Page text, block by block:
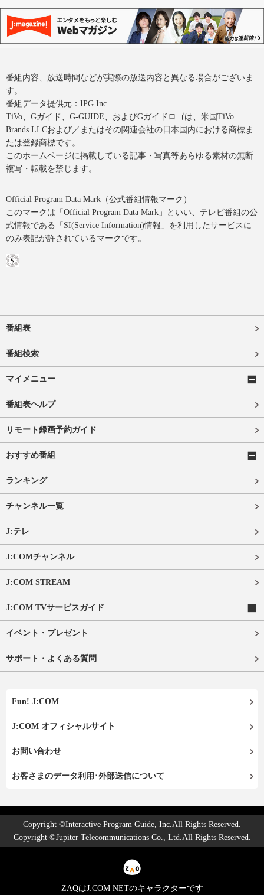
番組内容、放送時間などが実際の放送内容と異なる場合がございま
す。
番組データ提供元：IPG Inc.
TiVo、Gガイド、G-GUIDE、およびGガイドロゴは、米国TiVo
Brands LLCおよび／またはその関連会社の日本国内における商標ま
たは登録商標です。
このホームページに掲載している記事・写真等あらゆる素材の無断
複写・転載を禁じます。
Official Program Data Mark（公式番組情報マーク）
このマークは「Official Program Data Mark」といい、テレビ番組の公
式情報である「SI(Service Information)情報」を利用したサービスに
のみ表記が許されているマークです。
番組表
番組検索
マイメニュー
番組表ヘルプ
リモート録画予約ガイド
おすすめ番組
ランキング
チャンネル一覧
J:テレ
J:COMチャンネル
J:COM STREAM
J:COM TVサービスガイド
イベント・プレゼント
サポート・よくある質問
Fun! J:COM
J:COM オフィシャルサイト
お問い合わせ
お客さまのデータ利用･外部送信について
Copyright ©Interactive Program Guide, Inc.All Rights Reserved.
Copyright ©Jupiter Telecommunications Co., Ltd.All Rights Reserved.
ZAQはJ:COM NETのキャラクターです